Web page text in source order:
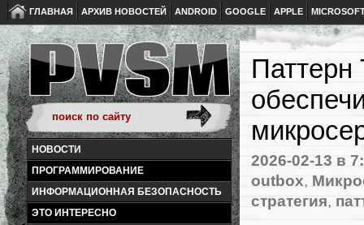
ГЛАВНАЯ АРХИВ НОВОСТЕЙ ANDROID GOOGLE APPLE
НОВОСТИ
ПРОГРАММИРОВАНИЕ
ИНФОРМАЦИОННАЯ БЕЗОПАСНОСТЬ
ЭТО ИНТЕРЕСНО
2026-02-13 в
outbox,
стратегия,